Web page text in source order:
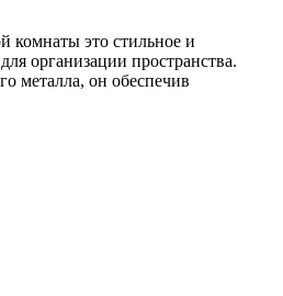
комнаты это стильное и
организации пространства.
металла, он обеспечив